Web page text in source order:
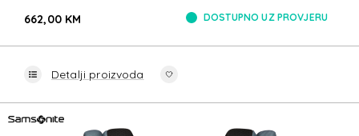
662,00 KM
DOSTUPNO UZ PROVJERU
Detalji proizvoda